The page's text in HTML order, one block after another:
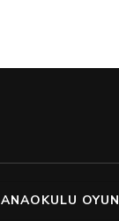
ANAOKULU OYUN